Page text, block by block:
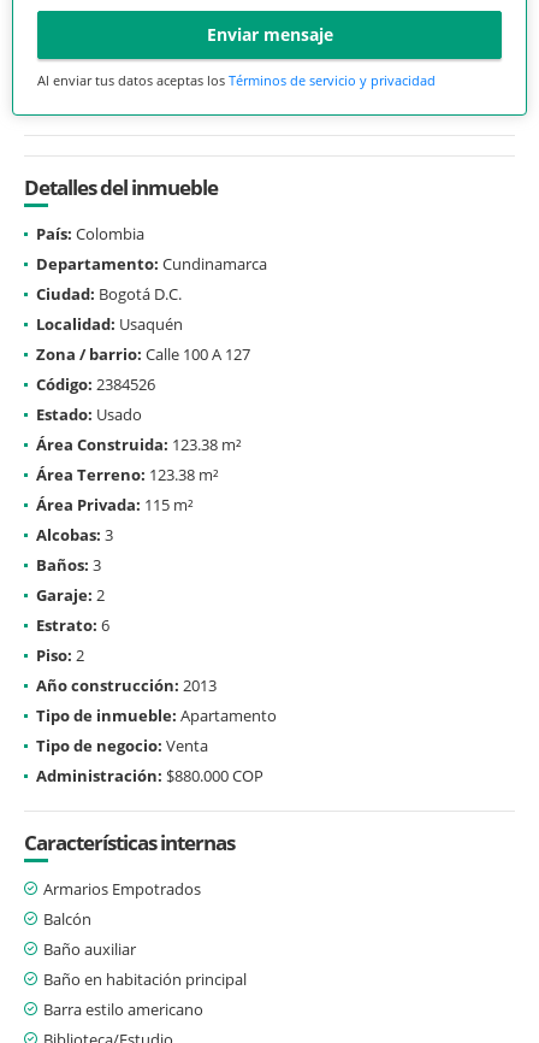
Enviar mensaje
Al enviar tus datos aceptas los Términos de servicio y privacidad
Detalles del inmueble
País: Colombia
Departamento: Cundinamarca
Ciudad: Bogotá D.C.
Localidad: Usaquén
Zona / barrio: Calle 100 A 127
Código: 2384526
Estado: Usado
Área Construida: 123.38 m²
Área Terreno: 123.38 m²
Área Privada: 115 m²
Alcobas: 3
Baños: 3
Garaje: 2
Estrato: 6
Piso: 2
Año construcción: 2013
Tipo de inmueble: Apartamento
Tipo de negocio: Venta
Administración: $880.000 COP
Características internas
Armarios Empotrados
Balcón
Baño auxiliar
Baño en habitación principal
Barra estilo americano